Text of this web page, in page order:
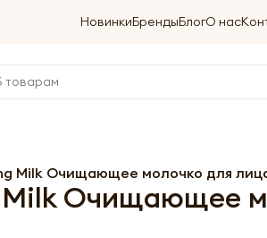
НовинкиБрендыБлогО нас
Milk Очищающее молочко для
Milk Очищающее